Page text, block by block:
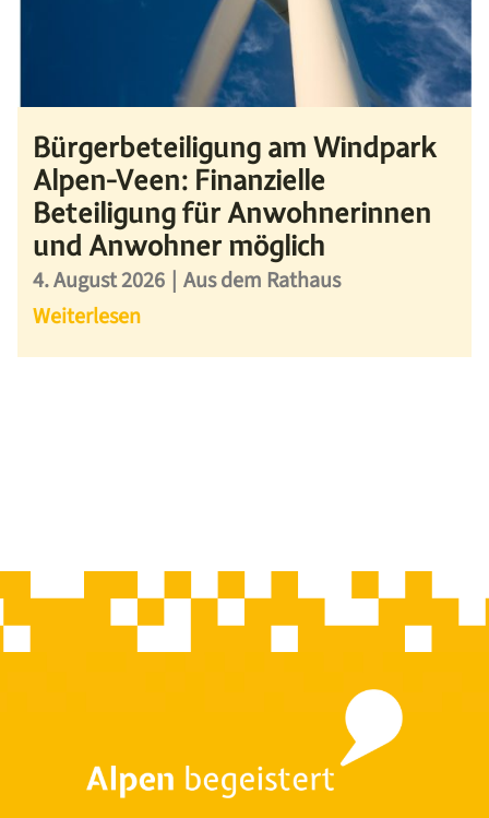
Bürgerbeteiligung am Windpark
Alpen-Veen: Finanzielle
Beteiligung für Anwohnerinnen
und Anwohner möglich
4. August 2026 | Aus dem Rathaus
Weiterlesen